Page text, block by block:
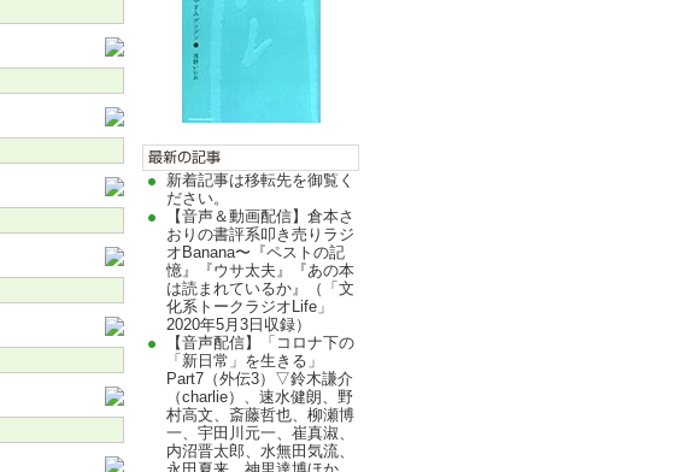
新着記事は移転先を御覧く
ださい。
【音声＆動画配信】倉本さ
おりの書評系叩き売りラジ
オBanana〜『ペストの記
憶』『ウサ太夫』『あの本
は読まれているか』（「文
化系トークラジオLife」
2020年5月3日収録）
【音声配信】「コロナ下の
「新日常」を生きる」
Part7（外伝3）▽鈴木謙介
（charlie）、速水健朗、野
村高文、斎藤哲也、柳瀬博
一、宇田川元一、崔真淑、
内沼晋太郎、水無田気流、